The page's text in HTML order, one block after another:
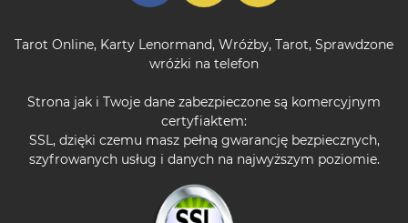
Tarot Online, Karty Lenormand, Wróżby, Tarot, Sprawdzone
wróżki na telefon
Strona jak i Twoje dane zabezpieczone są komercyjnym
certyfiaktem:
SSL, dzięki czemu masz pełną gwarancję bezpiecznych,
szyfrowanych usług i danych na najwyższym poziomie.